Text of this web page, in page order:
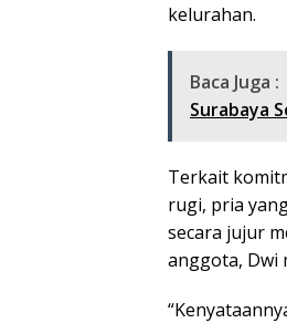
kelurahan.
Baca Juga :
Surabaya
Terkait
rugi, pria
secara jujur
anggota, Dwi